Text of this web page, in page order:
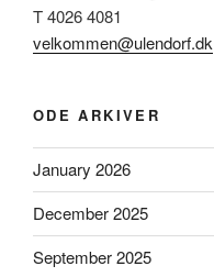
T 4026 4081
velkommen@ulendorf.dk
ODE ARKIVER
January 2026
December 2025
September 2025